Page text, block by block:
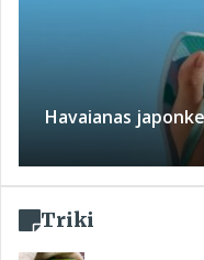
Havaianas
Triki